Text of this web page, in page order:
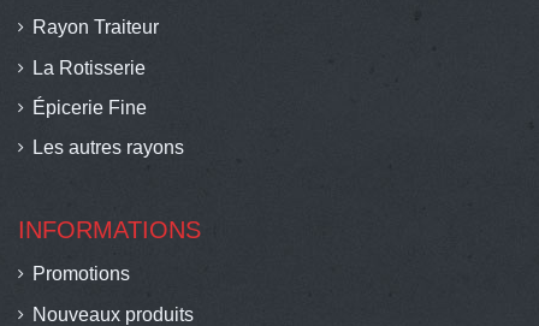
Rayon Traiteur
La Rotisserie
Épicerie Fine
Les autres rayons
INFORMATIONS
Promotions
Nouveaux produits